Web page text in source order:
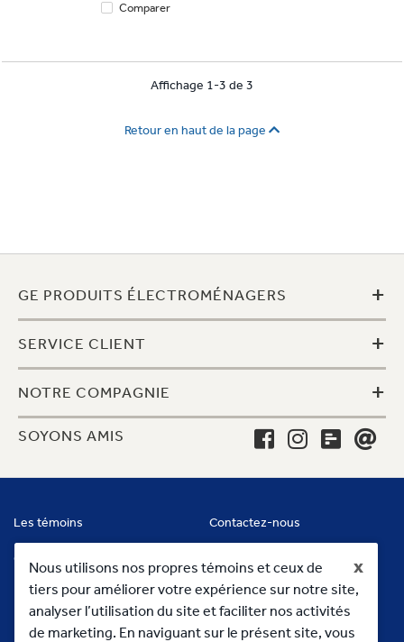
x
Nous utilisons nos propres témoins et ceux de
tiers pour améliorer votre expérience sur notre site,
analyser l’utilisation du site et faciliter nos activités
de marketing. En naviguant sur le présent site, vous
Comparer
Affichage 1-3 de 3
Retour en haut de la page
GE PRODUITS ÉLECTROMÉNAGERS +
SERVICE CLIENT +
NOTRE COMPAGNIE +
SOYONS AMIS
Les témoins Contactez-nous
Conditions